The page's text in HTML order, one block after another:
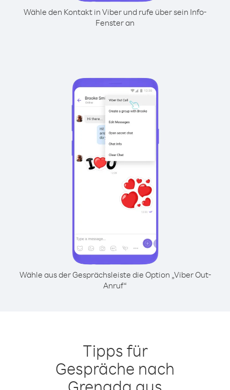
Wähle den Kontakt in Viber und rufe über sein Info-
Fenster an
Wähle aus der Gesprächsleiste die Option „Viber Out-
Anruf“
Tipps für
Gespräche nach